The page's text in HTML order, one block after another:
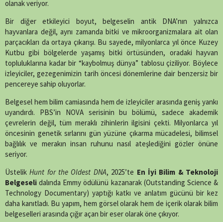
olanak veriyor.
Bir diğer etkileyici boyut, belgeselin antik DNA’nın yalnızca
hayvanlara değil, aynı zamanda bitki ve mikroorganizmalara ait olan
parçacıkları da ortaya çıkarışı. Bu sayede, milyonlarca yıl önce Kuzey
Kutbu gibi bölgelerde yaşamış bitki örtüsünden, oradaki hayvan
topluluklarına kadar bir “kaybolmuş dünya” tablosu çiziliyor. Böylece
izleyiciler, gezegenimizin tarih öncesi dönemlerine dair benzersiz bir
pencereye sahip oluyorlar.
Belgesel hem bilim camiasında hem de izleyiciler arasında geniş yankı
uyandırdı. PBS’in NOVA serisinin bu bölümü, sadece akademik
çevrelerin değil, tüm meraklı zihinlerin ilgisini çekti. Milyonlarca yıl
öncesinin genetik sırlarını gün yüzüne çıkarma mücadelesi, bilimsel
bağlılık ve merakın insan ruhunu nasıl ateşlediğini gözler önüne
seriyor.
ÜstelikHunt for the Oldest DNA, 2025’te En İyi Bilim & Teknoloji
Belgeseli dalında Emmy ödülünü kazanarak (Outstanding Science &
Technology Documentary) yaptığı katkı ve anlatım gücünü bir kez
daha kanıtladı. Bu yapım, hem görsel olarak hem de içerik olarak bilim
belgeselleri arasında çığır açan bir eser olarak öne çıkıyor.